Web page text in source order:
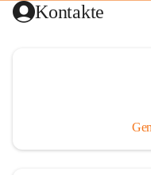
Kontakte